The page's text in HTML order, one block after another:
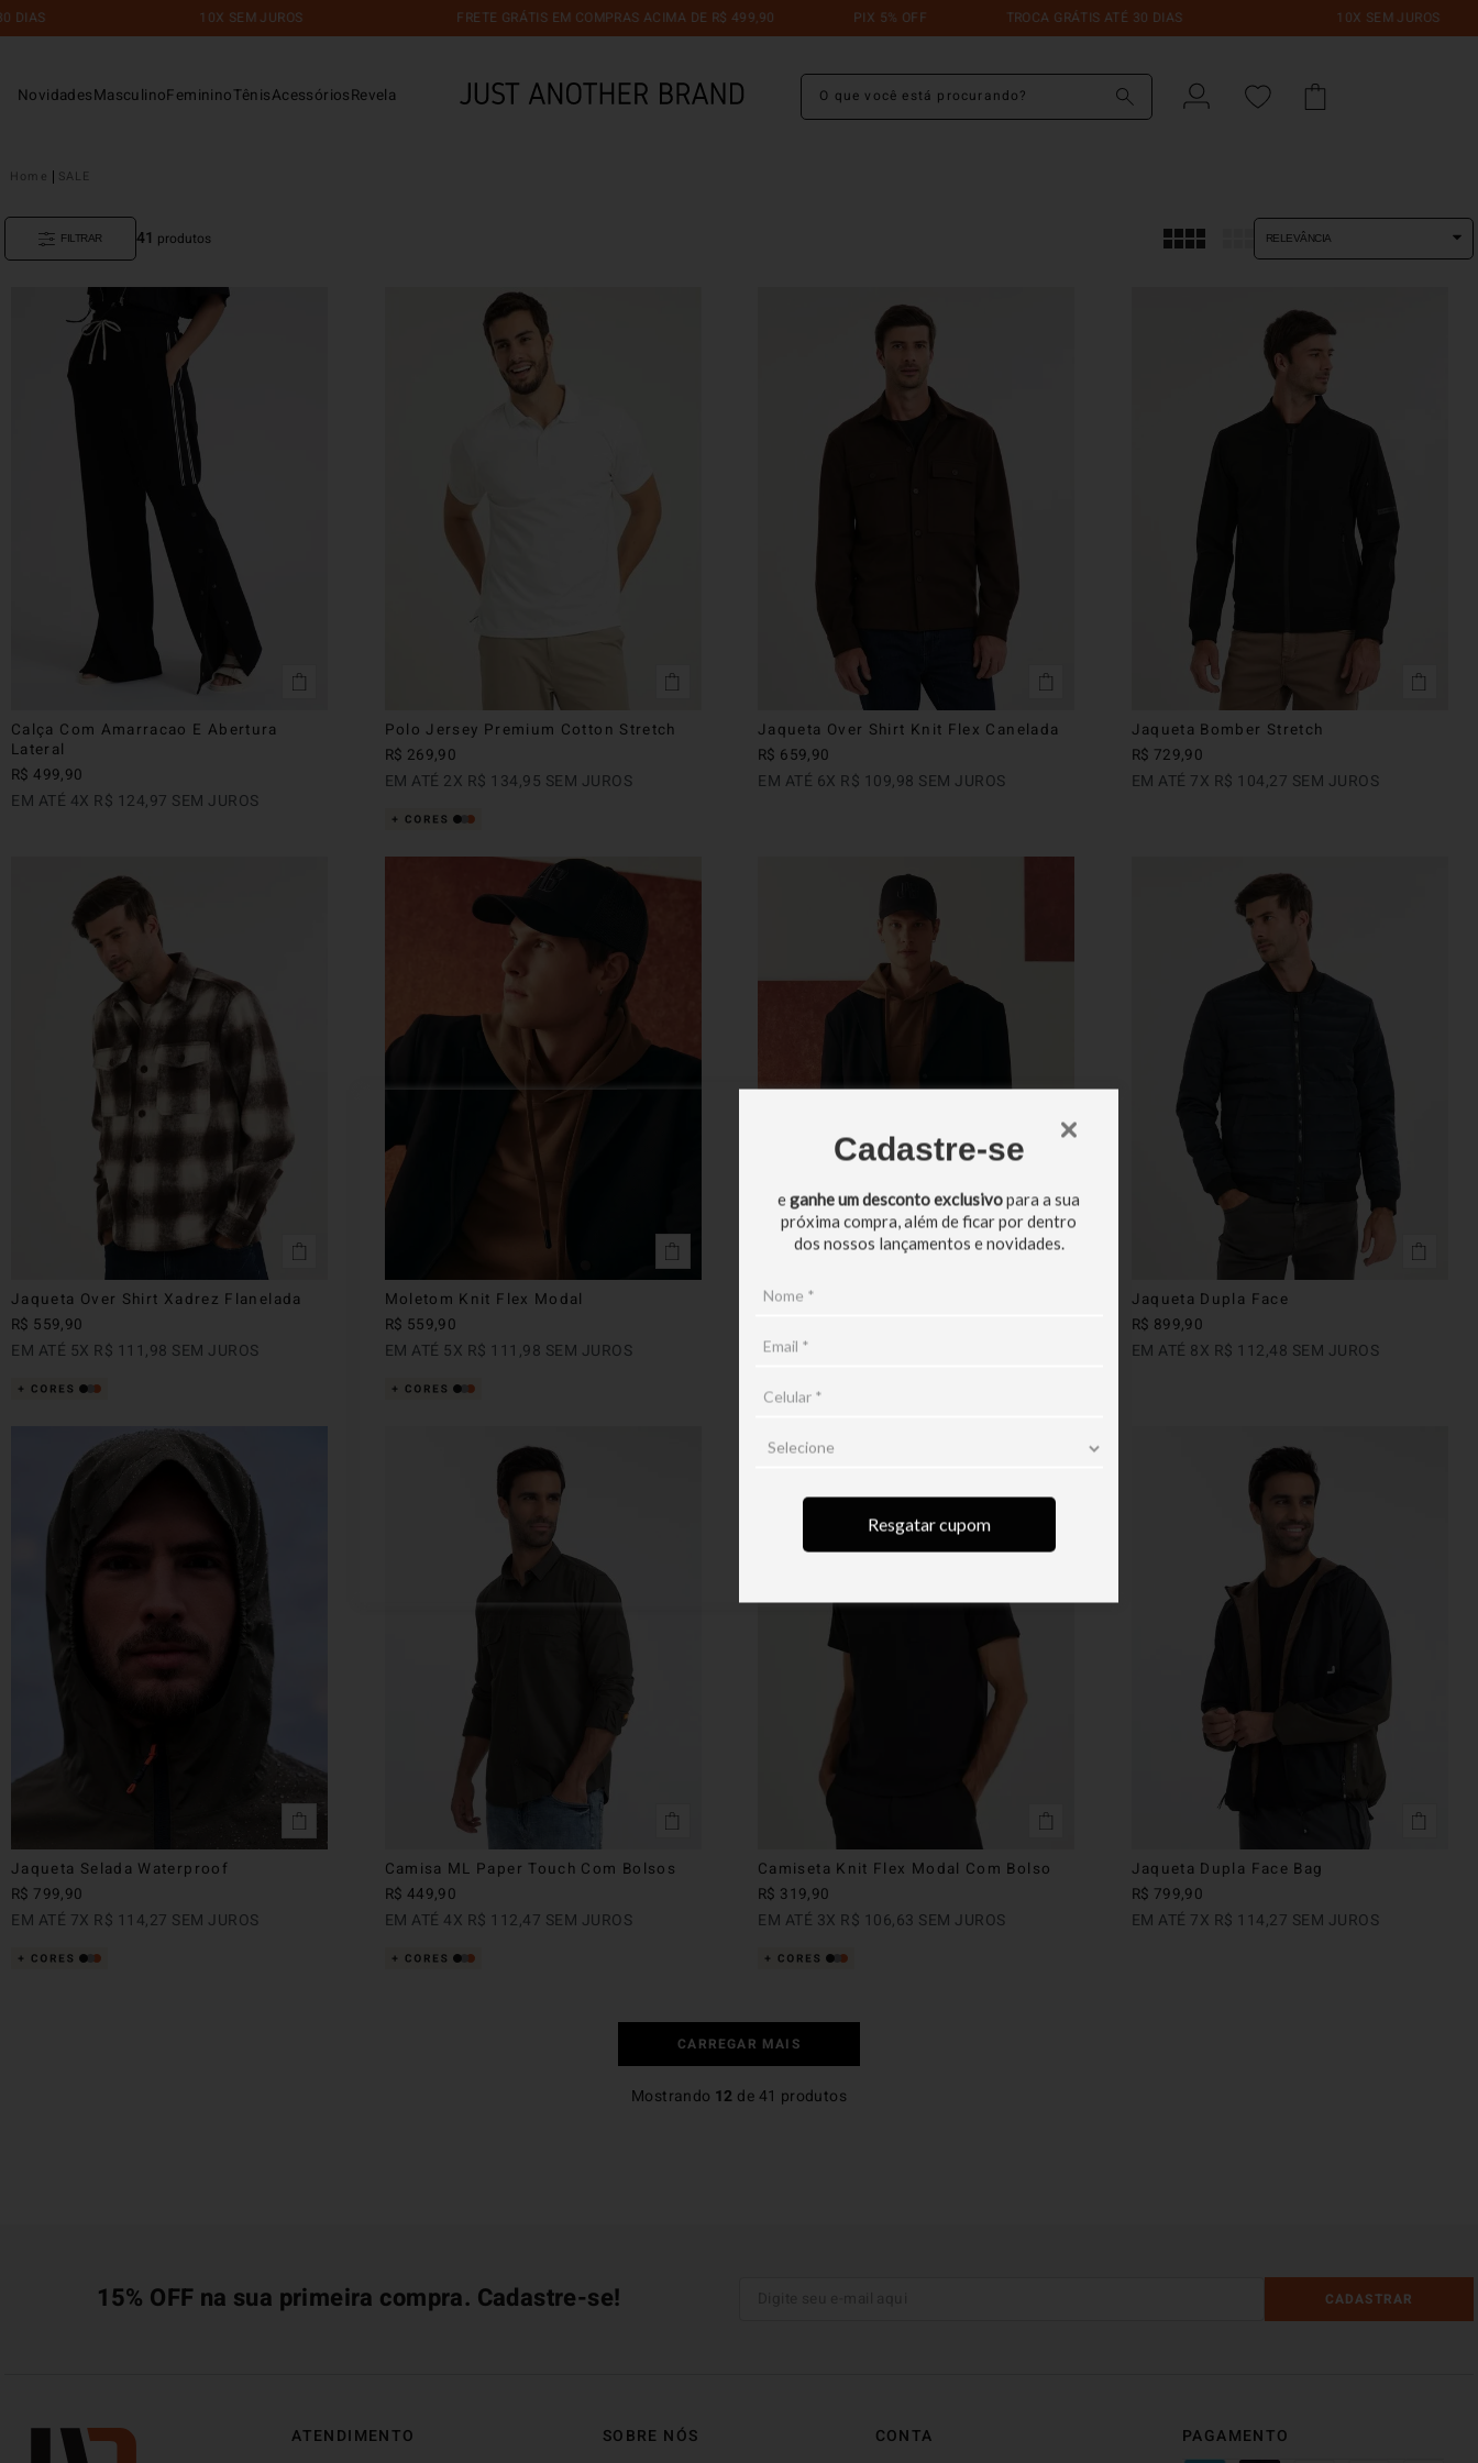
Cadastre-se
e ganhe um desconto exclusivopara a sua
próxima compra, além de ficar por dentro
dos nossos lançamentos e novidades.
Resgatar cupom
10X SEM JUROS FRETE GRÁTIS EM COMPRAS ACIMA DE R$ 499,90 PIX 5% OFF TROCA GRÁTIS ATÉ 30 DIAS 10X SEM JUROS
NovidadesMasculinoFemininoTênisAcessóriosRevela
O que você está procurando?
SALE
FILTRAR 41 produtos RELEVÂNCIA
Calça Com Amarracao E Abertura
Lateral
R$ 499,90
EM ATÉ 4X R$ 124,97 SEM JUROS
Polo Jersey Premium Cotton Stretch
R$ 269,90
EM ATÉ 2X R$ 134,95 SEM JUROS
Jaqueta Over Shirt Knit Flex Canelada
R$ 659,90
EM ATÉ 6X R$ 109,98 SEM JUROS
Jaqueta Bomber Stretch
R$ 729,90
EM ATÉ 7X R$ 104,27 SEM JUROS
Jaqueta Over Shirt Xadrez Flanelada
R$ 559,90
EM ATÉ 5X R$ 111,98 SEM JUROS
Moletom Knit Flex Modal
R$ 559,90
EM ATÉ 5X R$ 111 ,98 SEM JUROS
Blazer Knit Flex Piquet
EM ATÉ
Jaqueta Dupla Face
R$ 899,90
EM ATÉ 8X R$ 112,48 SEM JUROS
Jaqueta Selada Waterproof
R$ 799,90
EM ATÉ 7X R$ 114,27 SEM JUROS
Camisa ML Paper Touch Com Bolsos
R$ 449,90
EM ATÉ 4X R$ 112,47 SEM JUROS
Camiseta Knit Flex Modal Com Bolso
R$ 319,90
EM ATÉ 3X R$ 106,63 SEM JUROS
Jaqueta Dupla Face Bag
R$ 799,90
EM ATÉ 7X R$ 114,27 SEM JUROS
Mostrando 12 de 41 produtos
15% OFF na sua primeira compra. Cadastre-se! CADASTRAR
ATENDIMENTO SOBRE NÓS CONTA PAGAMENTO